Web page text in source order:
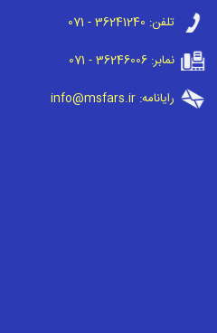
تلفن: 071 - 36241240
نمابر:071 - 36246006
رایانامه:info@msfars.ir